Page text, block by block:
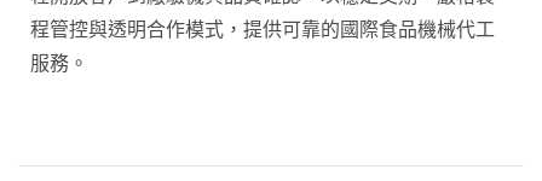
程管控與透明合作模式，提供可靠的國際食品機械代工
服務。